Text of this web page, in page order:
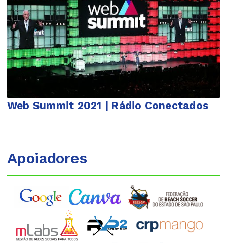
Web Summit 2021 | Rádio Conectados
Apoiadores